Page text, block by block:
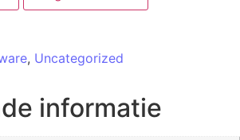
, Uncategorized
informatie